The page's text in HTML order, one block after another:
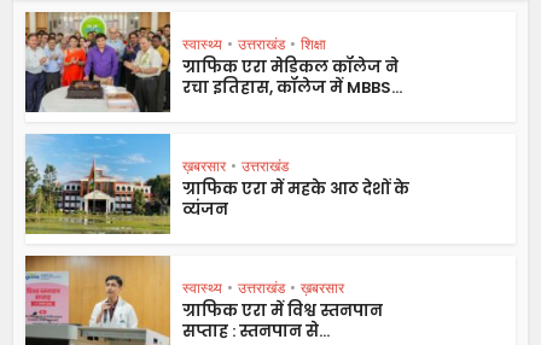
स्वास्थ्य • उत्तराखंड • शिक्षा
ग्राफिक एरा मेडिकल कॉलेज ने
रचा इतिहास, कॉलेज में MBBS...
ख़बरसार • उत्तराखंड
ग्राफिक एरा में महके आठ देशों के
व्यंजन
स्वास्थ्य • उत्तराखंड • ख़बरसार
ग्राफिक एरा में विश्व स्तनपान
सप्ताह : स्तनपान से...